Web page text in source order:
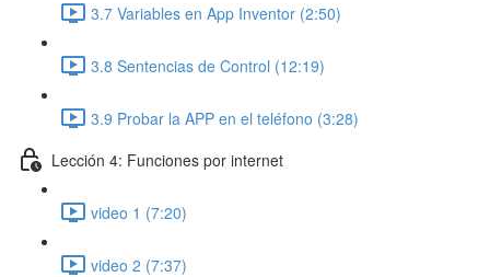
3.7 Variables en App Inventor (2:50)
3.8 Sentencias de Control (12:19)
3.9 Probar la APP en el teléfono (3:28)
Lección 4: Funciones por internet
video 1 (7:20)
video 2 (7:37)